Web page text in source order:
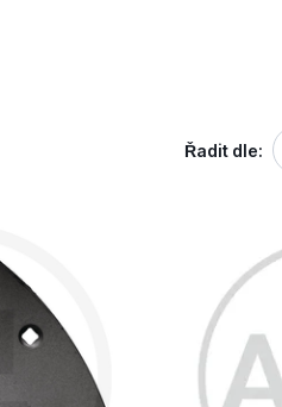
Řadit dle: